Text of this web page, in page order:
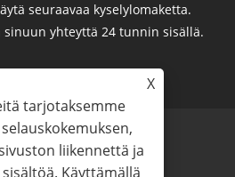
seuraavaa kyselylomaketta.
yhteyttä 24 tunnin sisällä.
X
tarjotaksemme
liikennettä ja
Käyttämällä